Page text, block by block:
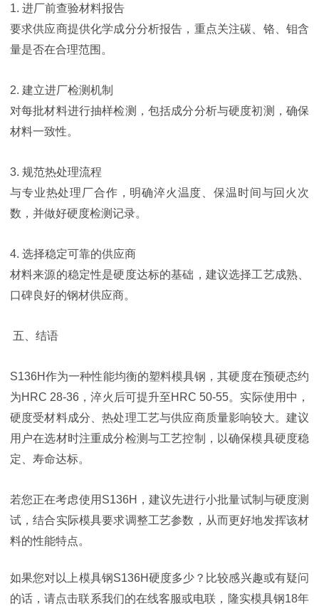
1. 进厂前查验材料报告
要求供应商提供化学成分分析报告，重点关注碳、铬、钼含
量是否在合理范围。
2. 建立进厂检测机制
对每批材料进行抽样检测，包括成分分析与硬度初测，确保
材料一致性。
3. 规范热处理流程
与专业热处理厂合作，明确淬火温度、保温时间与回火次
数，并做好硬度检测记录。
4. 选择稳定可靠的供应商
材料来源的稳定性是硬度达标的基础，建议选择工艺成熟、
口碑良好的钢材供应商。
五、结语
S136H作为一种性能均衡的塑料模具钢，其硬度在预硬态约
为HRC 28-36，淬火后可提升至HRC 50-55。实际使用中，
硬度受材料成分、热处理工艺与供应商质量影响较大。建议
用户在选材时注重成分检测与工艺控制，以确保模具硬度稳
定、寿命达标。
若您正在考虑使用S136H，建议先进行小批量试制与硬度测
试，结合实际模具要求调整工艺参数，从而更好地发挥该材
料的性能特点。
如果您对以上模具钢S136H硬度多少？比较感兴趣或有疑问
的话，请点击联系我们的在线客服或电联，隆实模具钢18年